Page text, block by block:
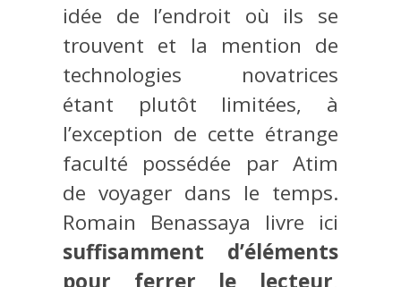
idée de l’endroit où ils se
trouvent et la mention de
technologies novatrices
étant plutôt limitées, à
l’exception de cette étrange
faculté possédée par Atim
de voyager dans le temps.
Romain Benassaya livre ici
suffisamment d’éléments
pour ferrer le lecteur,